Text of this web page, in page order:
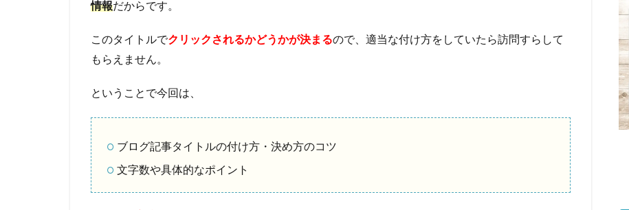
情報だからです。
このタイトルでクリックされるかどうかが決まるので、適当な付け方をしていたら訪問すらして
もらえません。
ということで今回は、
ブログ記事タイトルの付け方・決め方のコツ
文字数や具体的なポイント